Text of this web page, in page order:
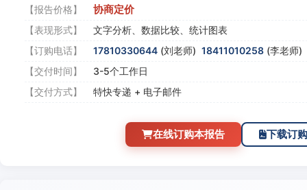
【报告价格】
协商定价
【表现形式】
文字分析、数据比较、统计图表
【订购电话】
17810330644 (刘老师) 18411010258 (李老师)
【交付时间】
3-5个工作日
【交付方式】
特快专递 + 电子邮件
在线订购本报告 下载订